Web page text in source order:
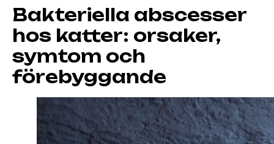
Bakteriella abscesser
hos katter: orsaker,
symtom och
förebyggande